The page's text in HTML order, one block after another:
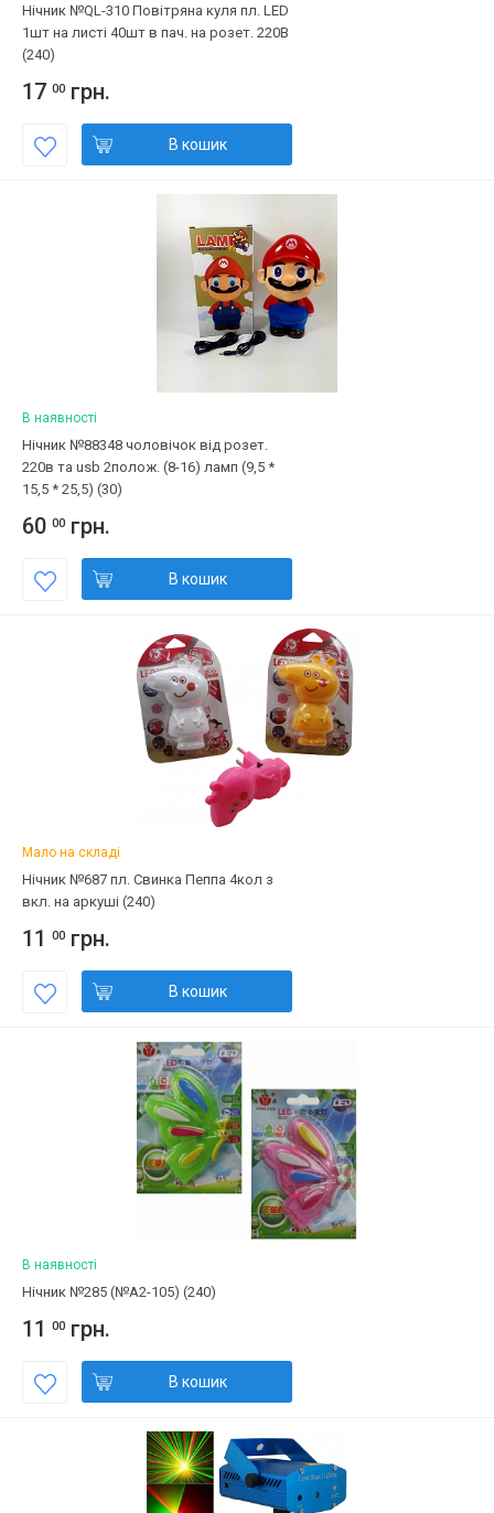
Нічник №QL-310 Повітряна куля пл. LED
1шт на листі 40шт в пач. на розет. 220В
(240)
17 00 грн.
В кошик
В наявності
Нічник №88348 чоловічок від розет.
220в та usb 2полож. (8-16) ламп (9,5 *
15,5 * 25,5) (30)
60 00 грн.
В кошик
Мало на складі
Нічник №687 пл. Свинка Пеппа 4кол з
вкл. на аркуші (240)
11 00 грн.
В кошик
В наявності
Нічник №285 (№А2-105) (240)
11 00 грн.
В кошик